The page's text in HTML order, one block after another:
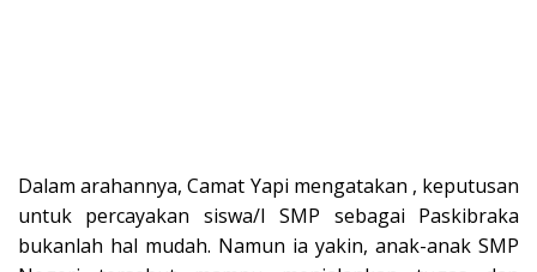
Dalam arahannya, Camat Yapi mengatakan , keputusan
untuk percayakan siswa/I SMP sebagai Paskibraka
bukanlah hal mudah. Namun ia yakin, anak-anak SMP